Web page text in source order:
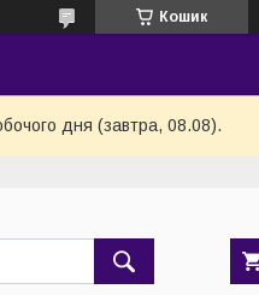
Кошик
дня (завтра, 08.08).